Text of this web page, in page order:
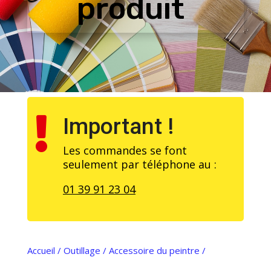
produit
 Important !
Les commandes se font
seulement par téléphone au :
01 39 91 23 04
Accueil / Outillage / Accessoire du peintre /